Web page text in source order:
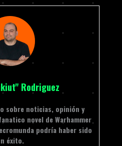
Rodriguez
sobre noticias, opinión y
novel de Warhammer
podría haber sido
éxito.